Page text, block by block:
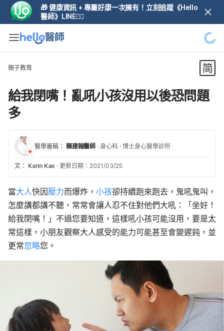
🎁 健康資訊 + 專屬好康一次擁有！立刻追蹤《Hello
醫師》LINE👆🏼
親子教育
給我閉嘴！亂吼小孩沒用以後恐問題
多
醫學審稿： 賴建翰醫師 · 身心科 · 博士身心醫學診所
文： Karin Kao · 更新日期：2021/03/25
當大人快因壓力而爆炸， 小孩卻持續跑來跑去，鬼吼鬼叫，
怎麼講都講不聽，常常會讓人忍不住對他們大吼：「坐好！
給我閉嘴！」不過您要知道，這樣吼小孩可能沒用，要是太
常這樣，小朋友觀察大人感受的能力可能甚至會變遲鈍，並
更常忽略您。